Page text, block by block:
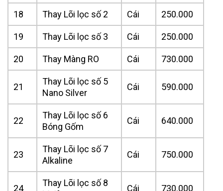
18 Thay Lõi lọc số 2 Cái 250.000
19 Thay Lõi lọc số 3 Cái 250.000
20 Thay Màng RO Cái 730.000
21
Thay Lõi lọc số 5
Nano Silver
Cái 590.000
22
Thay Lõi lọc số 6
Bóng Gốm
Cái 640.000
23
Thay Lõi lọc số 7
Alkaline
Cái 750.000
24
Thay Lõi lọc số 8
Cái 730.000